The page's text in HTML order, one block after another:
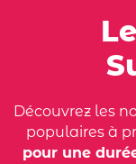
Découvrez les
populaires à
pour une